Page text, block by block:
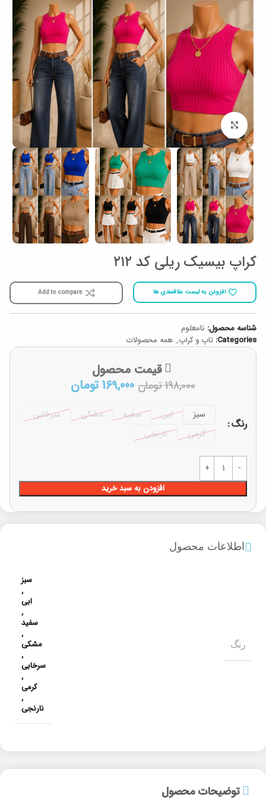
برای بزرگنمایی کلیک کنید
کراپ بیسیک ریلی کد ۲۱۲
افزودن به لیست علاقمندی ها Add to compare
شناسه محصول: نامعلوم
Categories: تاپ و کراپ, همه محصولات
قیمت محصول
198,000تومان 169,000تومان
رنگ
سبز ابی سفید مشکی
سرخابی
کرمی
نارنجی
افزودن به سبد خرید
توضیحات محصول
اطلاعات محصول
رنگ
سبز
,
ابی
,
سفید
,
مشکی
,
سرخابی
,
کرمی
,
نارنجی